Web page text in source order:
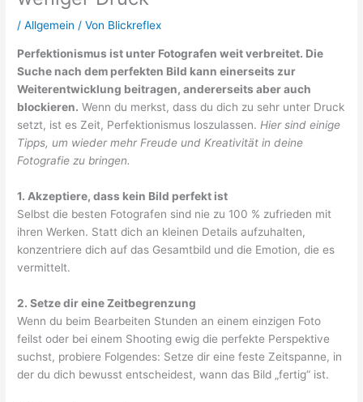
/Allgemein / Von Blickreflex
Perfektionismus ist unter Fotografen weit verbreitet. Die
Suche nach dem perfekten Bild kann einerseits zur
Weiterentwicklung beitragen, andererseits aber auch
blockieren. Wenn du merkst, dass du dich zu sehr unter Druck
setzt, ist es Zeit, Perfektionismus loszulassen. Hier sind einige
Tipps, um wieder mehr Freude und Kreativität in deine
Fotografie zu bringen.
1. Akzeptiere, dass kein Bild perfekt ist
Selbst die besten Fotografen sind nie zu 100 % zufrieden mit
ihren Werken. Statt dich an kleinen Details aufzuhalten,
konzentriere dich auf das Gesamtbild und die Emotion, die es
vermittelt.
2. Setze dir eine Zeitbegrenzung
Wenn du beim Bearbeiten Stunden an einem einzigen Foto
feilst oder bei einem Shooting ewig die perfekte Perspektive
suchst, probiere Folgendes: Setze dir eine feste Zeitspanne, in
der du dich bewusst entscheidest, wann das Bild „fertig“ ist.